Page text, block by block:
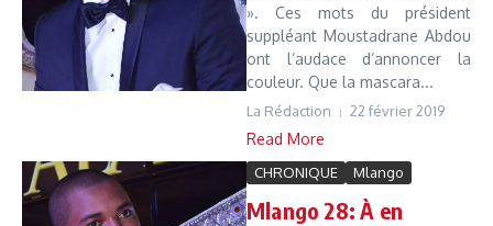
». Ces mots du président
suppléant Moustadrane Abdou
ont l’audace d’annoncer la
couleur. Que la mascara...
La Rédaction 22 février 2019
Read More
CHRONIQUE Mlango
Mlango 28: À en